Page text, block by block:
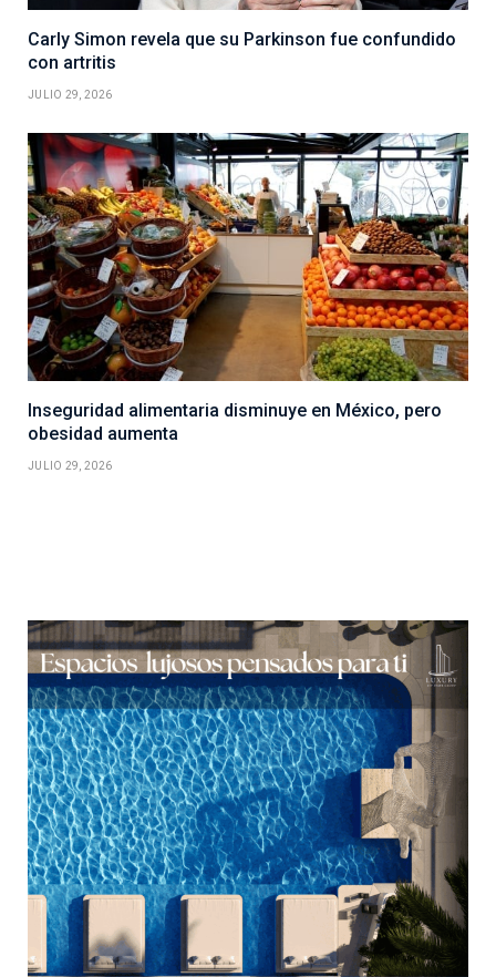
Carly Simon revela que su Parkinson fue confundido
con artritis
JULIO 29, 2026
Inseguridad alimentaria disminuye en México, pero
obesidad aumenta
JULIO 29, 2026